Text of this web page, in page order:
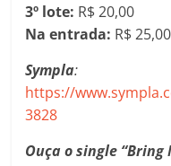
3º lote: R$ 20,00
Na entrada: R$ 25,00
Sympla:
https://
3828
Ouça o single “Bring